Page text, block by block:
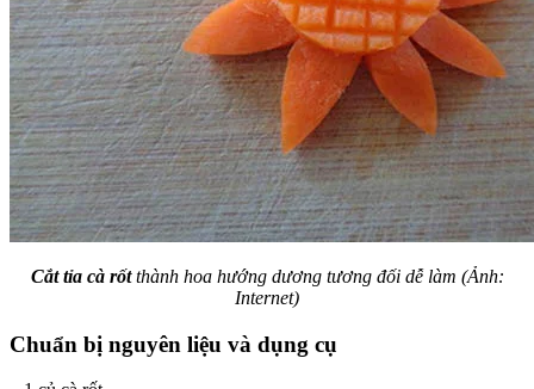
Cắt tỉa cà rốtthành hoa hướng dương tương đối dễ làm (Ảnh:
Internet)
Chuẩn bị nguyên liệu và dụng cụ